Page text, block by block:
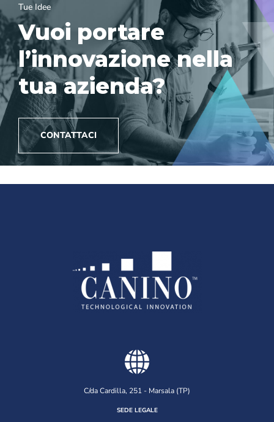
Tue Idee
Vuoi portare
l’innovazione nella
tua azienda?
CONTATTACI
C/da Cardilla, 251 - Marsala (TP)
SEDE LEGALE